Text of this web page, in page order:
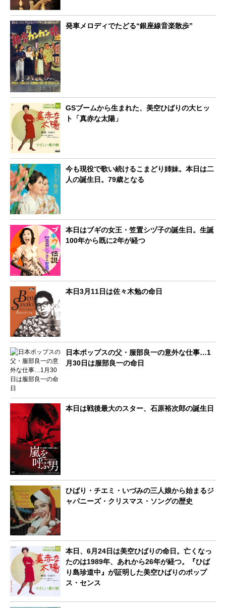
発車メロディでたどる“銀座線音楽散歩”
GSブームから生まれた、美空ひばりの大ヒッ
ト「真赤な太陽」
今も現役で歌い続けるこまどり姉妹。本日は二
人の誕生日。79歳となる
本日はブギの女王・笠置シヅ子の誕生日。生誕
100年から既に2年が経つ
本日3月11日は佐々木勉の命日
日本ポップスの父・服部良一の意外な仕事…1
月30日は服部良一の命日
本日は戦後最大のスター、石原裕次郎の誕生日
ひばり・チエミ・いづみの三人娘から始まるジ
ャパニーズ・クリスマス・ソングの歴史
本日、6月24日は美空ひばりの命日。亡くなっ
たのは1989年、あれから26年が経つ。『ひば
り島珍道中』が証明した美空ひばりのポップ
ス・センス